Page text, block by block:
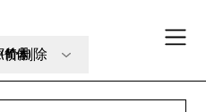
价删除